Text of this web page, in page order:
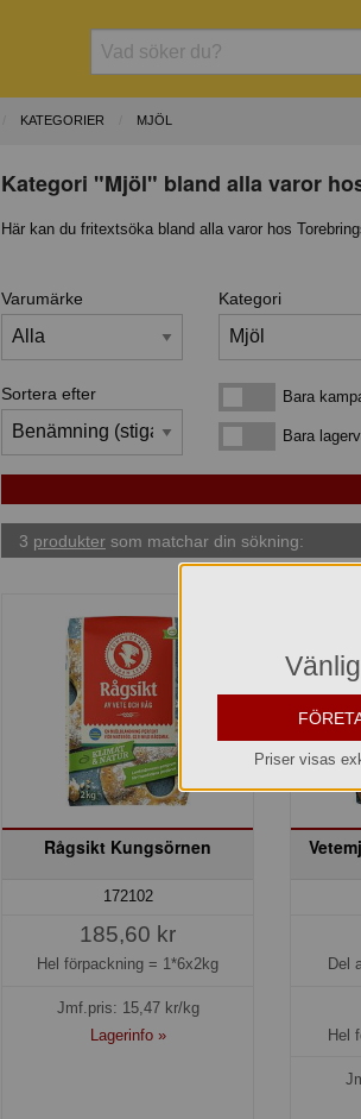
KATEGORIER MJÖL
Kategori "Mjöl" bland alla varor
Här kan du fritextsöka bland alla varor hos
Varumärke Kategori
Sortera efter Bara kampanjvaror
Bara
Bara lagervaror
Bara
3 produkter som matchar din sökning:
Rågsikt Kungsörnen
172102
185,60 kr
Hel förpackning = 1*6x2kg
Jmf.pris: 15,47kr/kg
Lagerinfo »
Del
Hel
Priser visas